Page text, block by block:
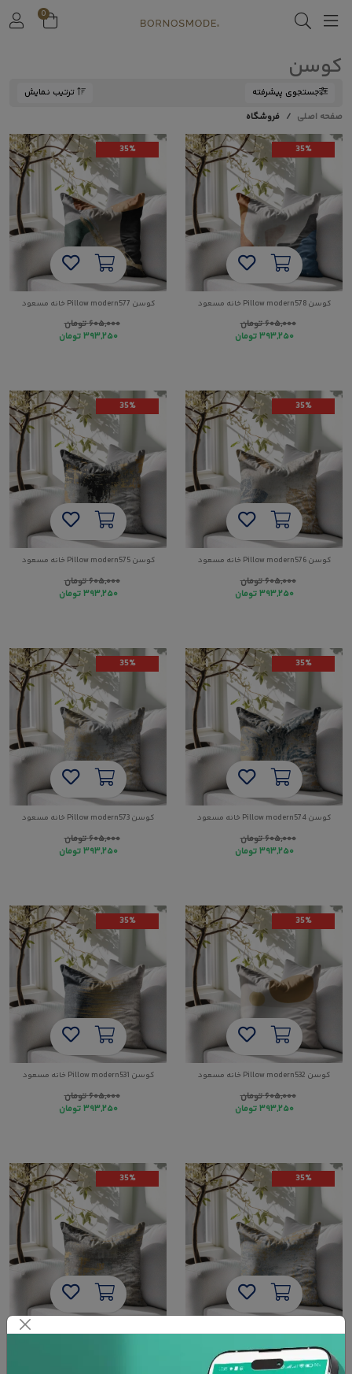
0
کوسن
جستجوی پیشرفته
ترتیب نمایش
صفحه اصلی
فروشگاه
35%
کوسن Pillow modern578 خانه مسعود
۶۰۵,۰۰۰تومان
۳۹۳,۲۵۰ تومان
35%
کوسن Pillow modern577 خانه مسعود
۶۰۵,۰۰۰تومان
۳۹۳,۲۵۰ تومان
35%
کوسن Pillow modern576 خانه مسعود
۶۰۵,۰۰۰تومان
۳۹۳,۲۵۰ تومان
35%
کوسن Pillow modern575 خانه مسعود
۶۰۵,۰۰۰تومان
۳۹۳,۲۵۰ تومان
35%
کوسن Pillow modern574 خانه مسعود
۶۰۵,۰۰۰تومان
۳۹۳,۲۵۰ تومان
35%
کوسن Pillow modern573 خانه مسعود
۶۰۵,۰۰۰تومان
۳۹۳,۲۵۰ تومان
35%
کوسن Pillow modern532 خانه مسعود
۶۰۵,۰۰۰تومان
۳۹۳,۲۵۰ تومان
35%
کوسن Pillow modern531 خانه مسعود
۶۰۵,۰۰۰تومان
۳۹۳,۲۵۰ تومان
35%
کوسن Pillow modern530 خانه مسعود
۶۰۵,۰۰۰تومان
۳۹۳,۲۵۰تومان
35%
کوسن Pillow modern529 خانه مسعود